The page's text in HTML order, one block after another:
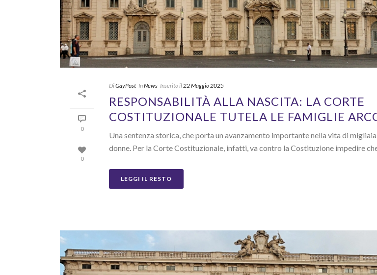
0
0
DiGayPost InNews Inserito il22 Maggio 2025
RESPONSABILITÀ ALLA NASCITA: LA CORTE
COSTITUZIONALE TUTELA LE FAMIGLIE
Una sentenza storica, che porta un avanzamento importante nella vita di
donne. Per la Corte Costituzionale, infatti, va contro la Costituzione impedire
LEGGI IL RESTO